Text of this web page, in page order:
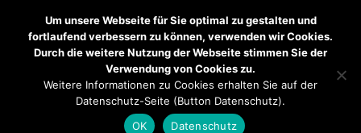
Mendener Labyrinth Kirche Über uns
Anfahrt
Um unsere Webseite für Sie optimal zu gestalten und
fortlaufend verbessern zu können, verwenden wir Cookies.
Durch die weitere Nutzung der Webseite stimmen Sie der
Verwendung von Cookies zu.
Weitere Informationen zu Cookies erhalten Sie auf der
Datenschutz-Seite (Button Datenschutz).
OK
Datenschutz